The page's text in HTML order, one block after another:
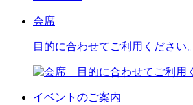
会席
目的に合わせてご利用ください。
イベントのご案内